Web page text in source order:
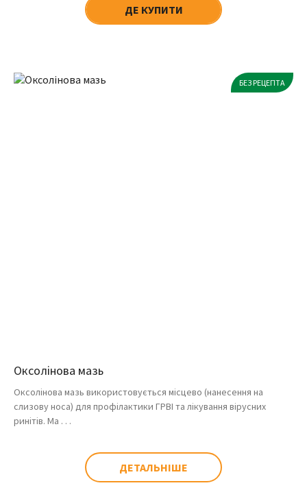
ДЕ КУПИТИ
БЕЗ РЕЦЕПТА
Оксолінова мазь
Оксолінова мазь використовується місцево (нанесення на
слизову носа) для профілактики ГРВІ та лікування вірусних
ринітів. Ма . . .
ДЕТАЛЬНІШЕ